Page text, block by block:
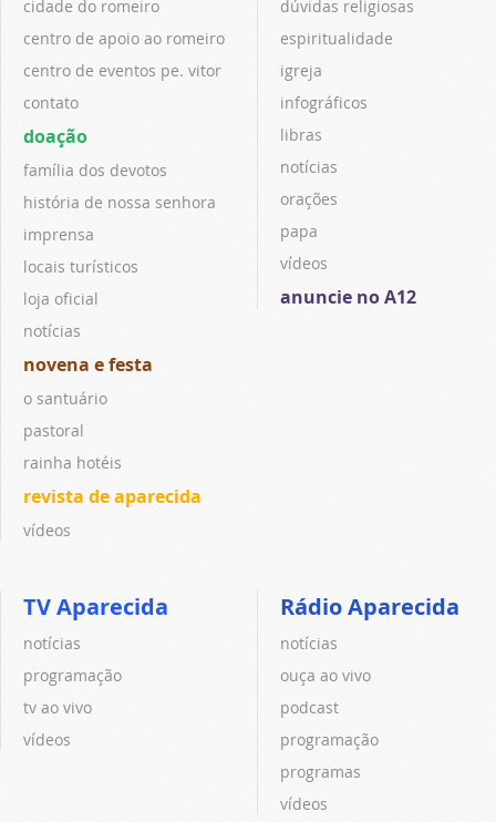
cidade do romeiro
centro de apoio ao romeiro
centro de eventos pe. vitor
contato
doação
família dos devotos
história de nossa senhora
imprensa
locais turísticos
loja oficial
notícias
novena e festa
o santuário
pastoral
rainha hotéis
revista de aparecida
vídeos
dúvidas religiosas
espiritualidade
igreja
infográficos
libras
notícias
orações
papa
vídeos
anuncie no A12
TV Aparecida
notícias
programação
tv ao vivo
vídeos
Rádio Aparecida
notícias
ouça ao vivo
podcast
programação
programas
vídeos